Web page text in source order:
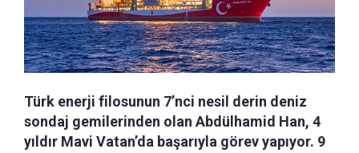
Türk enerji filosunun 7’nci nesil derin deniz
sondaj gemilerinden olan Abdülhamid Han, 4
yıldır Mavi Vatan’da başarıyla görev yapıyor. 9